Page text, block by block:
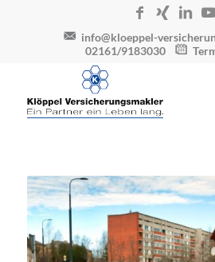
info@kloeppel-
02161/9183030